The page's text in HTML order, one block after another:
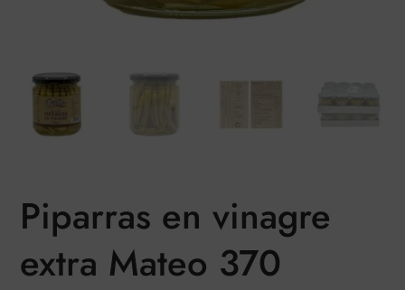
Piparras en vinagre
extra Mateo 370